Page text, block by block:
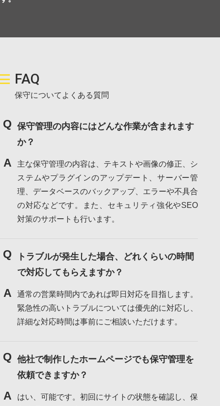
FAQ
保守についてよくある質問
Q 保守管理の内容にはどんな作業が含まれます
か？
A
主な保守管理の内容は、テキストや画像の修正、シ
ステムやプラグインのアップデート、サーバー管
理、データベースのバックアップ、エラーや不具合
の対応などです。また、セキュリティ強化やSEO
対策のサポートも行います。
Q
トラブルが発生した場合、どれくらいの時間
で対応してもらえますか？
A
通常の営業時間内であれば即日対応を目指します。
緊急性の高いトラブルについては優先的に対応し、
詳細な対応時間は事前にご相談いただけます。
Q 他社で制作したホームページでも保守管理を
依頼できますか？
A
はい、可能です。初回にサイトの状態を確認し、保